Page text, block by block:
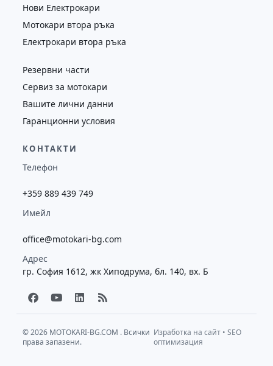
Нови Електрокари
Мотокари втора ръка
Електрокари втора ръка
Резервни части
Сервиз за мотокари
Вашите лични данни
Гаранционни условия
КОНТАКТИ
Телефон
+359 889 439 749
Имейл
office@motokari-bg.com
Адрес
гр. София 1612, жк Хиподрума, бл. 140, вх. Б
F
a
c
b
o
Y
o
u
u
b
L
i
n
e
d
R
s
s
© 2026 MOTOKARI-BG.COM . Всички
права запазени.
Изработка на сайт •SEO
оптимизация